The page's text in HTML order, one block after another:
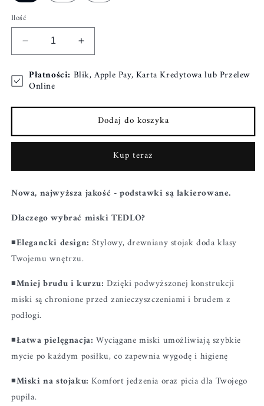
Ilość
Zmniejsz
ilość
dla
MISKA
PSA:
LAKIEROWANY
ORZECH
Zwiększ
ilość
dla
MISKA
PSA:
LAKIEROWANY
ORZECH
Płatności: Blik, Apple Pay, Karta Kredytowa lub Przelew
Online
Dodaj do koszyka
Kup teraz
Nowa, najwyższa jakość - podstawki są lakierowane.
Dlaczego wybrać miski TEDLO?
◾️Elegancki design:Stylowy, drewniany stojak doda klasy
Twojemu wnętrzu.
◾️Mniej brudu i kurzu:Dzięki podwyższonej konstrukcji
miski są chronione przed zanieczyszczeniami i brudem z
podłogi.
◾️Łatwa pielęgnacja: Wyciągane miski umożliwiają szybkie
mycie po każdym posiłku, co zapewnia wygodę i higienę
◾️Miski na stojaku: Komfort jedzenia oraz picia dla Twojego
pupila.